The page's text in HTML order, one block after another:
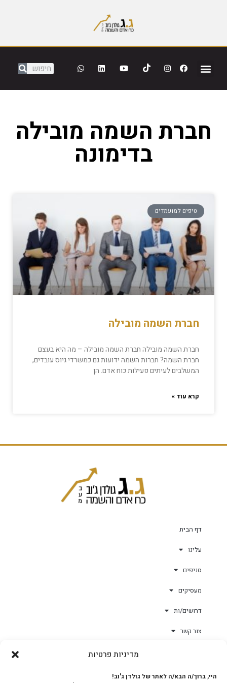
מדיניות פרטיות
היי, ברוך/ה הבא/ה לאתר של גולדן ג'וב!
חברת השמה מובילה
בדימונה
טיפים למועמדים
חברת השמה מובילה
חברת השמה מובילה חברת השמה מובילה – מה היא בעצם
חברת השמה? חברות השמה ידועות גם כמשרדי גיוס עובדים,
המשלבים לעיתים פעילות כוח אדם. הן
קרא עוד »
דף הבית
עלינו
סניפים
מעסיקים
דרושים/ות
צור קשר